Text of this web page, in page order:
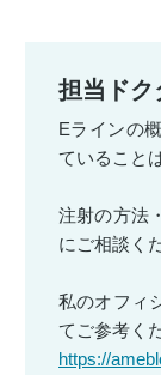
担当ドク
Eラインの
ていること
注射の方法
にご相談く
私のオフィ
てご参考く
https://